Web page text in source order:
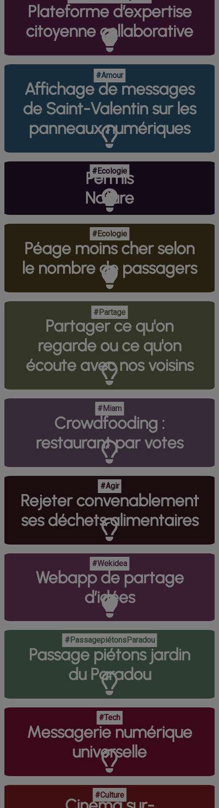
Plateforme d’expertise
citoyenne collaborative
#Amour
Affichage de messages
de Saint-Valentin sur les
panneaux numériques
#Ecologie
Permis
Nature
#Ecologie
Péage moins cher selon
le nombre de passagers
#Partage
Partager ce qu'on
regarde ou ce qu'on
écoute avec nos voisins
#Miam
Crowdfooding :
restaurant par votes
#Agir
Rejeter convenablement
ses déchets alimentaires
#Wekidea
Webapp de partage
d’idées
#PassagepiétonsParadou
Passage piétons jardin
du Paradou
#Tech
Messagerie numérique
universelle
#Culture